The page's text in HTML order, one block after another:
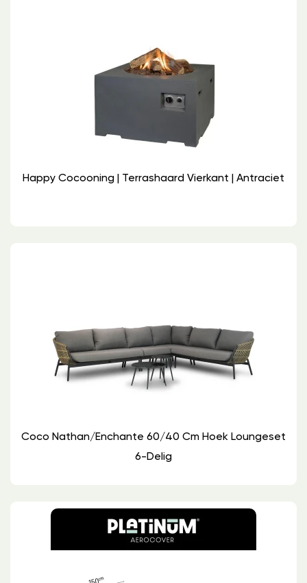
Happy Cocooning | Terrashaard Vierkant | Antraciet
Coco Nathan/Enchante 60/40 Cm Hoek Loungeset
6-Delig